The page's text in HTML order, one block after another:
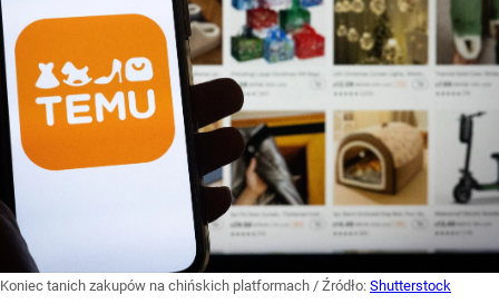
Koniec tanich zakupów na chińskich platformach / Źródło: Shutterstock